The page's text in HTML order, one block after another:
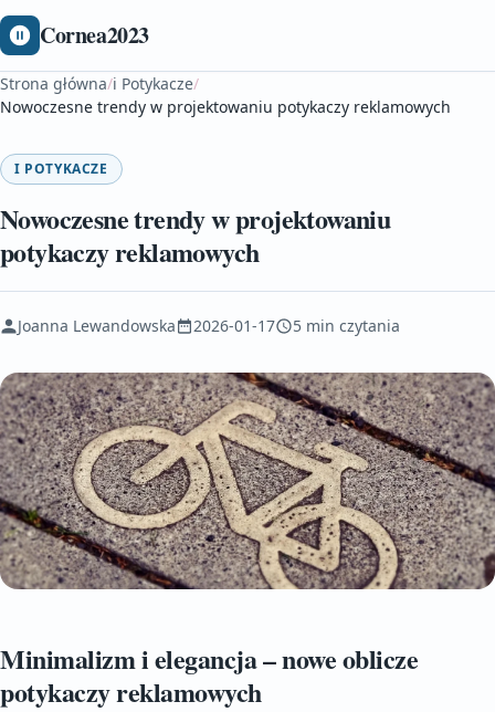
Cornea2023
Strona główna/i Potykacze/
Nowoczesne trendy w projektowaniu potykaczy reklamowych
I POTYKACZE
Nowoczesne trendy w projektowaniu
potykaczy reklamowych
Joanna Lewandowska 2026-01-17 5 min czytania
Minimalizm i elegancja – nowe oblicze
potykaczy reklamowych